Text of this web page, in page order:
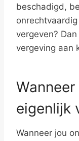
beschadigd,
vergeven?
vergeving aan
eigenlijk
Wanneer jou